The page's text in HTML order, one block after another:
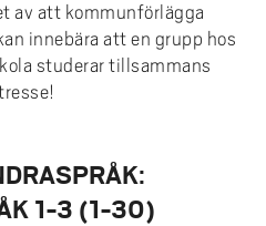
av att kommunförlägga
innebära att en grupp hos
studerar tillsammans
1-3 (1-30)